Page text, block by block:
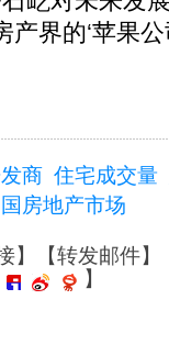
界的‘苹果
商 住宅成交量
房地产市场
】【转发邮件】
】